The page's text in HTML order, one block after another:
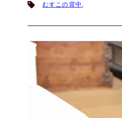
むすこの背中